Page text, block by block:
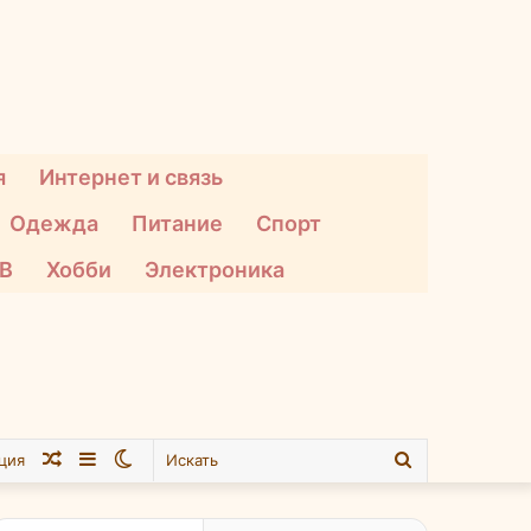
Интернет и связь
Одежда
Питание
Спорт
Хобби Электроника
Искать
Switch
Sidebar
Случайная